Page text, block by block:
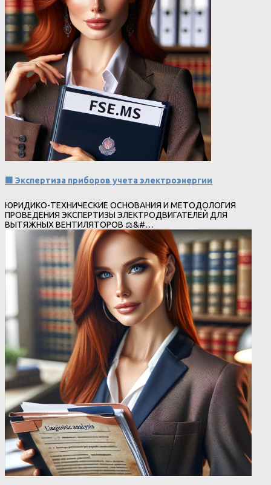
🟩 Экспертиза приборов учета электроэнергии
ЮРИДИКО-ТЕХНИЧЕСКИЕ ОСНОВАНИЯ И МЕТОДОЛОГИЯ
ПРОВЕДЕНИЯ ЭКСПЕРТИЗЫ ЭЛЕКТРОДВИГАТЕЛЕЙ ДЛЯ
ВЫТЯЖНЫХ ВЕНТИЛЯТОРОВ ⚖&#…